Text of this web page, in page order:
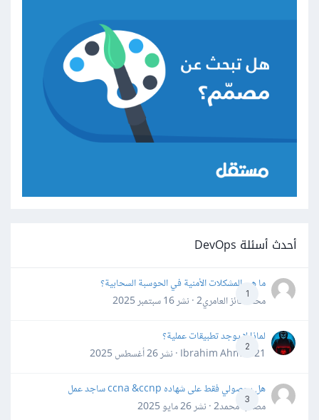
أحدث أسئلة DevOps
1
ما هي المشكلات الأمنية في الحوسبة السحابية؟
محمد فائز العامري2 · نشر
16 سبتمبر 2025
2
لماذا لا يوجد تطبيقات عملية؟
Ibrahim Ahmed21 · نشر
26 أغسطس 2025
3
هل بحصولي فقط على شهاده ccna &ccnp ساجد عمل
مصعب محمد2 · نشر
26 مايو 2025